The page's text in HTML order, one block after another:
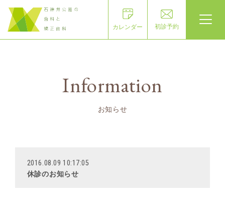
カレンダー 初診予約
Information
お知らせ
2016.08.09 10:17:05
休診のお知らせ